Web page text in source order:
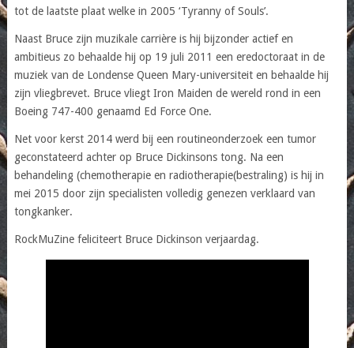
tot de laatste plaat welke in 2005 ‘Tyranny of Souls’.
Naast Bruce zijn muzikale carrière is hij bijzonder actief en
ambitieus zo behaalde hij op 19 juli 2011 een eredoctoraat in de
muziek van de Londense Queen Mary-universiteit en behaalde hij
zijn vliegbrevet. Bruce vliegt Iron Maiden de wereld rond in een
Boeing 747-400 genaamd Ed Force One.
Net voor kerst 2014 werd bij een routineonderzoek een tumor
geconstateerd achter op Bruce Dickinsons tong. Na een
behandeling (chemotherapie en radiotherapie(bestraling) is hij in
mei 2015 door zijn specialisten volledig genezen verklaard van
tongkanker.
RockMuZine feliciteert Bruce Dickinson verjaardag.